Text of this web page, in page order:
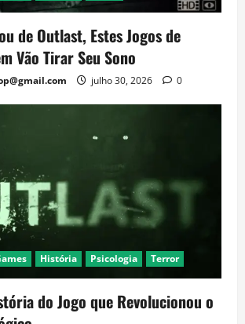
de Outlast, Estes Jogos de
Vão Tirar Seu Sono
julho 30, 2026 0
História Psicologia Terror
do Jogo que Revolucionou o